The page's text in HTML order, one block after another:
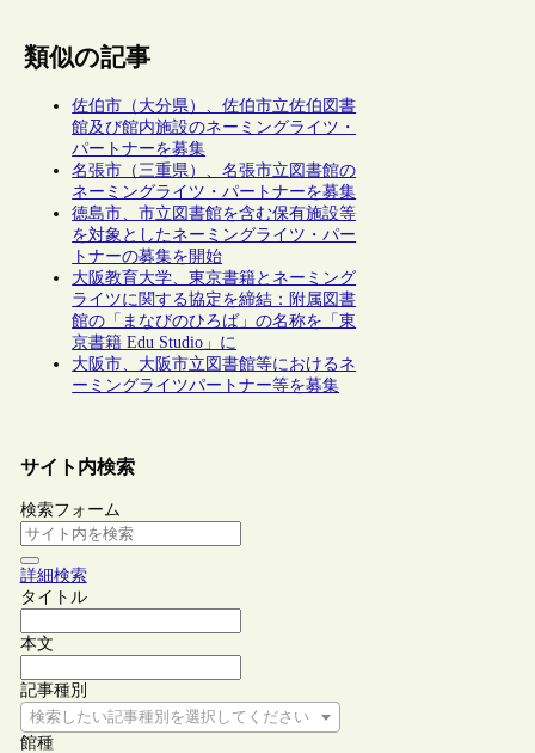
類似の記事
佐伯市（大分県）、佐伯市立佐伯図書
館及び館内施設のネーミングライツ・
パートナーを募集
名張市（三重県）、名張市立図書館の
ネーミングライツ・パートナーを募集
徳島市、市立図書館を含む保有施設等
を対象としたネーミングライツ・パー
トナーの募集を開始
大阪教育大学、東京書籍とネーミング
ライツに関する協定を締結：附属図書
館の「まなびのひろば」の名称を「東
京書籍 Edu Studio」に
大阪市、大阪市立図書館等におけるネ
ーミングライツパートナー等を募集
サイト内検索
検索フォーム
詳細検索
タイトル
本文
記事種別
検索したい記事種別を選択してください
館種